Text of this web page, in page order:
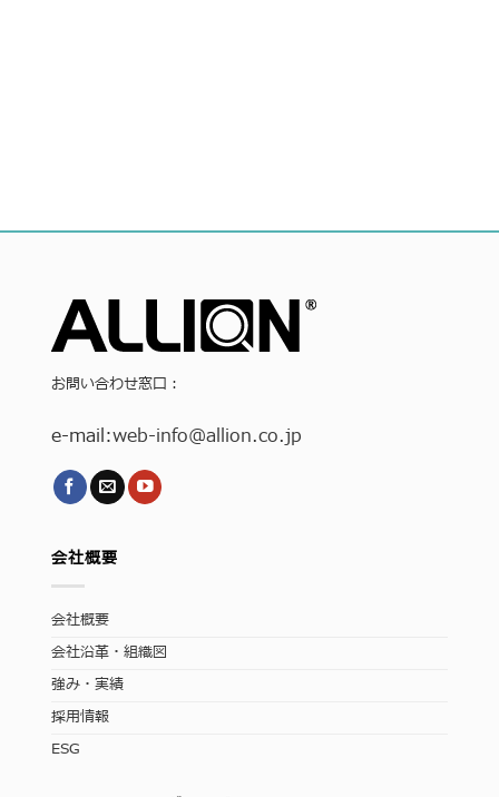
お問い合わせ窓口：
e-mail:web-info@allion.co.jp
会社概要
会社概要
会社沿革・組織図
強み・実績
採用情報
ESG